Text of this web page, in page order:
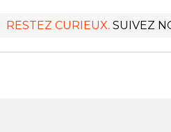
RESTEZ CURIEUX. SUIVEZ